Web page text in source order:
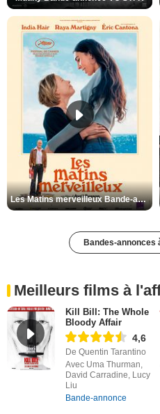
Les Matins merveilleux Bande-annonce VF
Bandes-annonces
Meilleurs films à
Kill Bill: The Whole
Bloody Affair
4,6
De Quentin Tarantino
Avec Uma Thurman,
David Carradine, Lucy
Liu
Bande-annonce